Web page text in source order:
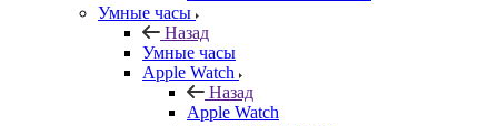
Умные часы
Назад
Умные часы
Apple Watch
Назад
Apple Watch